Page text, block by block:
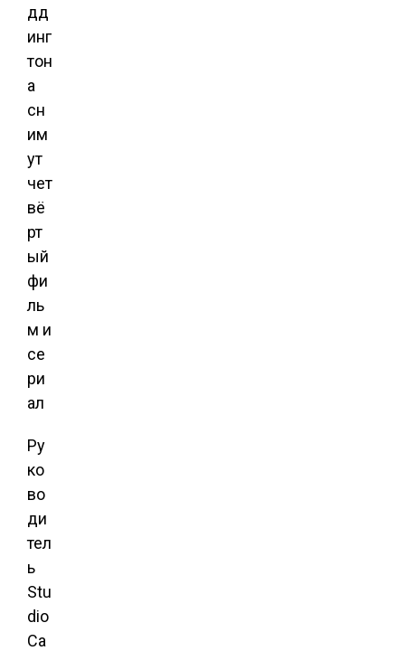
Ру
ко
во
ди
тел
ь
Stu
dio
Ca